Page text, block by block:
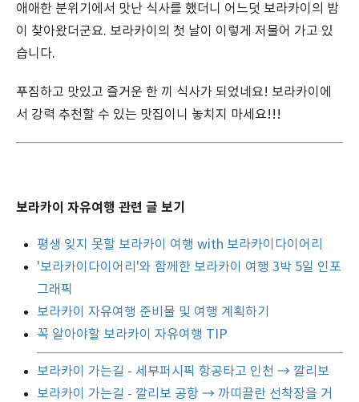
애애한 분위기에서 맛난 식사를 했더니 어느덧 보라카이의 밤
이 찾아왔더군요. 보라카이의 첫 날이 이렇게 저물어 가고 있
습니다.
푸짐하고 맛있고 즐거운 한 끼 식사가 되었네요! 보라카이에
서 강력 추천할 수 있는 맛집이니 놓치지 마세요!!!
보라카이 자유여행 관련 글 보기
평생 잊지 못할 보라카이 여행 with 보라카이다이어리
'보라카이다이어리'와 함께한 보라카이 여행 3박 5일 인포
그래픽
보라카이 자유여행 준비물 및 여행 계획하기
꼭 알아야할 보라카이 자유여행 TIP
보라카이 가는길 - 세부퍼시픽 항공타고 인천 → 깔리보
보라카이 가는길 - 깔리보 공항 → 까띠끌란 선착장을 거